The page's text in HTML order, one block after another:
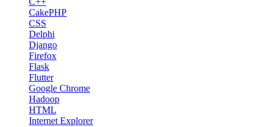
CakePHP
CSS
Delphi
Django
Firefox
Flask
Flutter
Google Chrome
Hadoop
HTML
Internet Explorer